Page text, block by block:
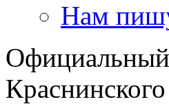
Нам
Официальный